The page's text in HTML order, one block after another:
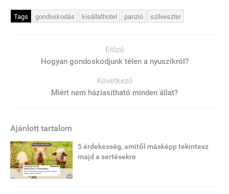
Tags gondoskodás kisállathotel panzió szilveszter
Előző
Hogyan gondoskodjunk télen a nyuszikról?
Következő
Miért nem háziasítható minden állat?
Ajánlott tartalom
5 érdekesség, amitől másképp tekintesz
majd a sertésekre